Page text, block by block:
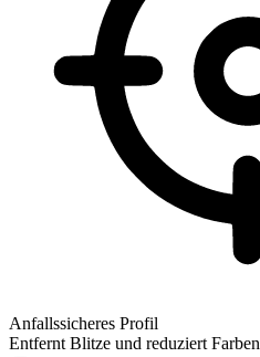
Anfallssicheres Profil
Entfernt Blitze und reduziert Farben